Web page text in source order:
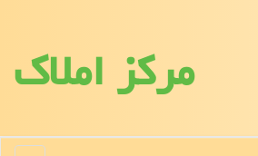
مركز املاك